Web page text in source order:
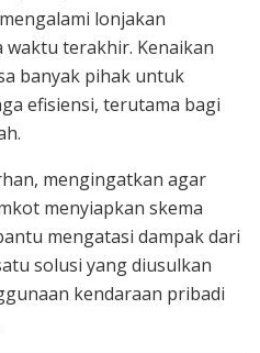
lonjakan
terakhir. Kenaikan
banyak pihak untuk
efisiensi, terutama bagi
mengingatkan agar
menyiapkan skema
mengatasi dampak dari
solusi yang diusulkan
kendaraan pribadi